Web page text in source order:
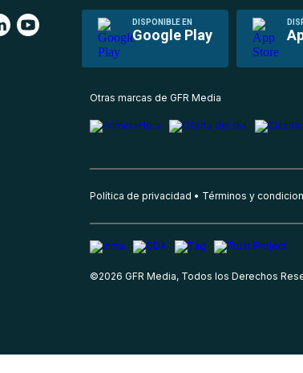
DISPONIBLE EN
Google Play
Otras marcas de GFR Media
Política de privacidad Términos y
©2026 GFR Media, Todos los Derechos